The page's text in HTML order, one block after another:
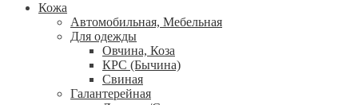
Кожа
Автомобильная, Мебельная
Для одежды
Овчина, Коза
КРС (Бычина)
Свиная
Галантерейная